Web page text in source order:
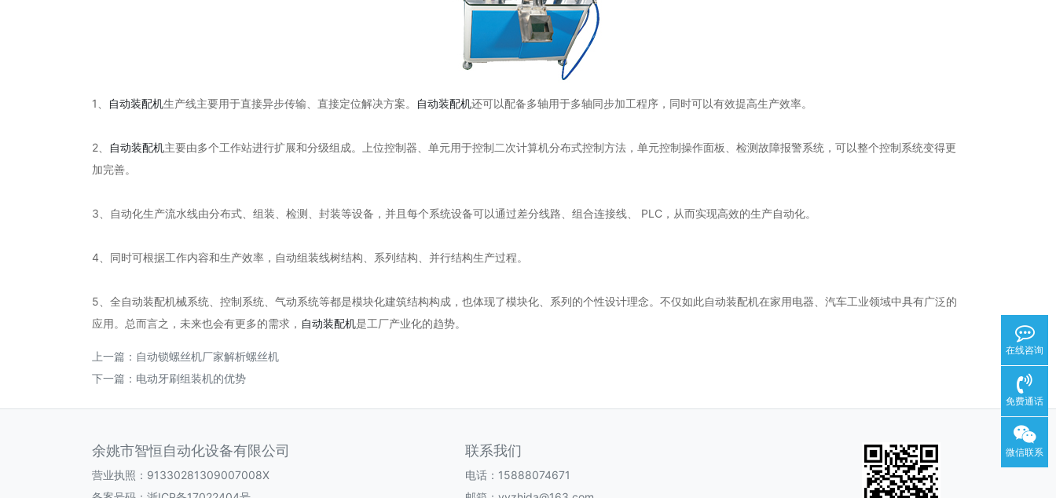
1、 自动装配机生产线主要用于直接异步传输、直接定位解决方案。 自动装配机还可以配备多轴用于多轴同步加工程序，同时可以有效提高生产效率。
2、 自动装配机主要由多个工作站进行扩展和分级组成。上位控制器、单元用于控制二次计算机分布式控制方法，单元控制操作面板、检测故障报警系统，可以整个控制系统变得更
加完善。
3、自动化生产流水线由分布式、组装、检测、封装等设备，并且每个系统设备可以通过差分线路、组合连接线、 PLC，从而实现高效的生产自动化。
4、同时可根据工作内容和生产效率，自动组装线树结构、系列结构、并行结构生产过程。
5、全自动装配机械系统、控制系统、气动系统等都是模块化建筑结构构成，也体现了模块化、系列的个性设计理念。不仅如此自动装配机在家用电器、汽车工业领域中具有广泛的
应用。总而言之，未来也会有更多的需求， 自动装配机是工厂产业化的趋势。
上一篇： 自动锁螺丝机厂家解析螺丝机
下一篇： 电动牙刷组装机的优势
余姚市智恒自动化设备有限公司
营业执照：91330281309007008X
联系我们
电话：15888074671
在线咨询
免费通话
微信联系